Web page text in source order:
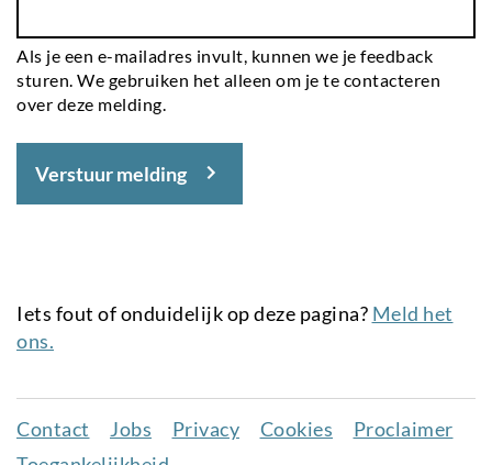
Als je een e-mailadres invult, kunnen we je feedback
sturen. We gebruiken het alleen om je te contacteren
over deze melding.
Verstuur melding
Iets fout of onduidelijk op deze pagina? Meld het
ons.
Juridisch
Contact Jobs Privacy Cookies
Proclaimer